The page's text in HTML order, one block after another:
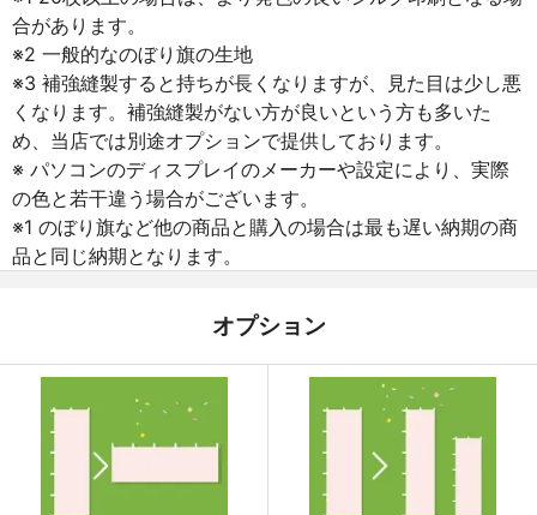
合があります。
※2 一般的なのぼり旗の生地
※3 補強縫製すると持ちが長くなりますが、見た目は少し悪
くなります。補強縫製がない方が良いという方も多いた
め、当店では別途オプションで提供しております。
※ パソコンのディスプレイのメーカーや設定により、実際
の色と若干違う場合がございます。
※1 のぼり旗など他の商品と購入の場合は最も遅い納期の商
品と同じ納期となります。
オプション